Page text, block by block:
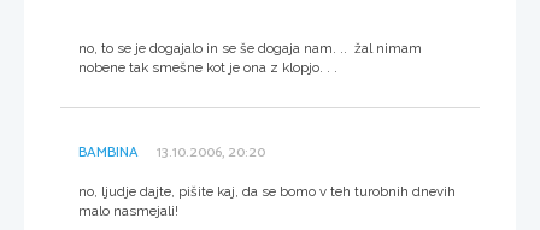
no, to se je dogajalo in se še dogaja nam. .. žal nimam
nobene tak smešne kot je ona z klopjo. . .
BAMBINA 13.10.2006, 20:20
no, ljudje dajte, pišite kaj, da se bomo v teh turobnih dnevih
malo nasmejali!